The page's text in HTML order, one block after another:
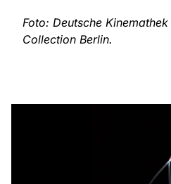
Foto: Deutsche
Collection Berlin.